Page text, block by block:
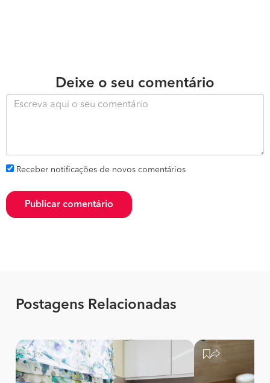
Deixe o seu comentário
Receber notificações de novos comentários
Publicar comentário
Postagens Relacionadas